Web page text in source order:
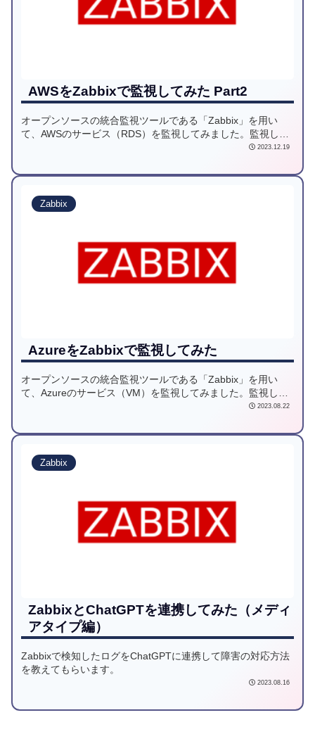
AWSをZabbixで監視してみた Part2
オープンソースの統合監視ツールである「Zabbix」を用い
て、AWSのサービス（RDS）を監視してみました。監視して
みて感じたことや、監視手順をご紹介させていただきます。
2023.12.19
Zabbix
AzureをZabbixで監視してみた
オープンソースの統合監視ツールである「Zabbix」を用い
て、Azureのサービス（VM）を監視してみました。監視して
みて感じたことや、監視手順をご紹介させていただきます。
2023.08.22
Zabbix
ZabbixとChatGPTを連携してみた（メディ
アタイプ編）
Zabbixで検知したログをChatGPTに連携して障害の対応方法
を教えてもらいます。
2023.08.16